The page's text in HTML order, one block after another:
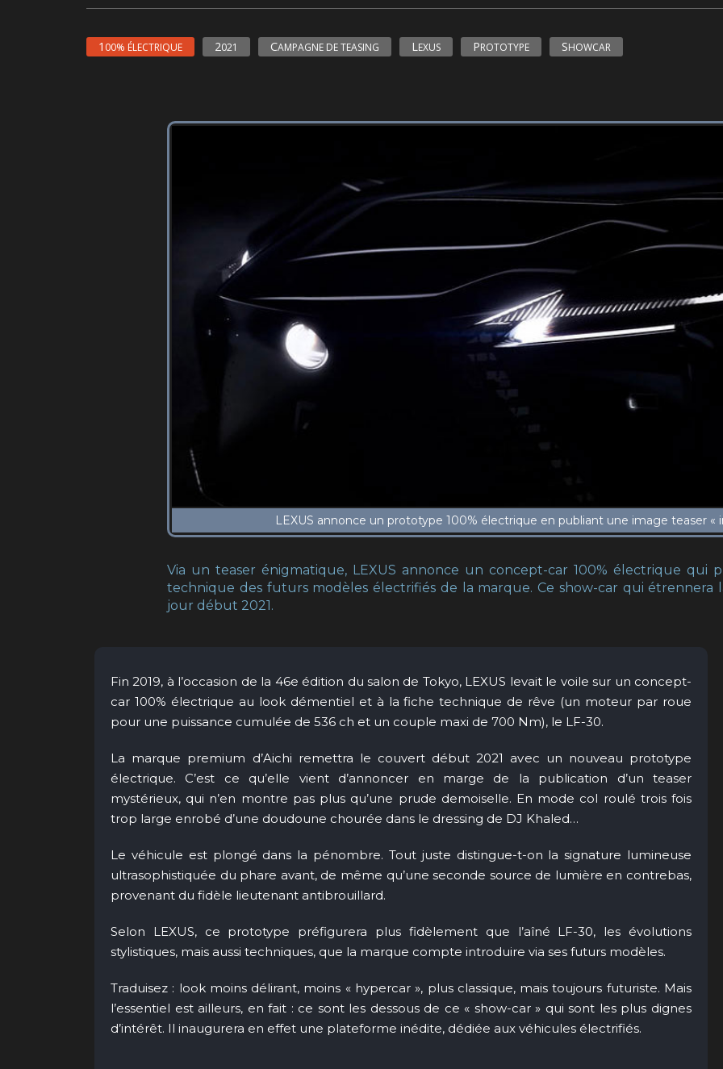
100% ÉLECTRIQUE 2021 CAMPAGNE DE TEASING LEXUS PROTOTYPE SHOWCAR
Via un teaser énigmatique, LEXUS annonce un concept-car 100% électrique qui
technique des futurs modèles électrifiés de la marque. Ce show-car qui étrennera
jour début 2021.
Fin 2019, à l’occasion de la 46e édition du salon de Tokyo, LEXUS levait le voile sur un concept-
car 100% électrique au look démentiel et à la fiche technique de rêve (un moteur par roue
pour une puissance cumulée de 536 ch et un couple maxi de 700 Nm), le LF-30.
La marque premium d’Aichi remettra le couvert début 2021 avec un nouveau prototype
électrique. C’est ce qu’elle vient d’annoncer en marge de la publication d’un teaser
mystérieux, qui n’en montre pas plus qu’une prude demoiselle. En mode col roulé trois fois
trop large enrobé d’une doudoune chourée dans le dressing de DJ Khaled…
Le véhicule est plongé dans la pénombre. Tout juste distingue-t-on la signature lumineuse
ultrasophistiquée du phare avant, de même qu’une seconde source de lumière en contrebas,
provenant du fidèle lieutenant antibrouillard.
Selon LEXUS, ce prototype préfigurera plus fidèlement que l’aîné LF-30, les évolutions
stylistiques, mais aussi techniques, que la marque compte introduire via ses futurs modèles.
Traduisez : look moins délirant, moins « hypercar », plus classique, mais toujours futuriste. Mais
l’essentiel est ailleurs, en fait : ce sont les dessous de ce « show-car » qui sont les plus dignes
d’intérêt. Il inaugurera en effet une plateforme inédite, dédiée aux véhicules électrifiés.